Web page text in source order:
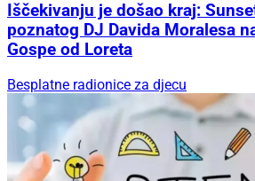
Iščekivanju je došao kraj:
poznatog DJ Davida Moralesa
Gospe od Loreta
Besplatne radionice za djecu